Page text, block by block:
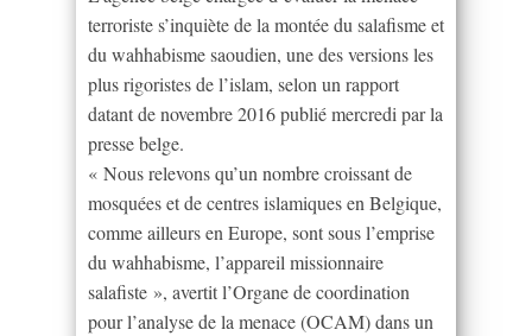
terroriste s’inquiète de la montée du salafisme et
du wahhabisme saoudien, une des versions les
plus rigoristes de l’islam, selon un rapport
datant de novembre 2016 publié mercredi par la
presse belge.
« Nous relevons qu’un nombre croissant de
mosquées et de centres islamiques en Belgique,
comme ailleurs en Europe, sont sous l’emprise
du wahhabisme, l’appareil missionnaire
salafiste », avertit l’Organe de coordination
pour l’analyse de la menace (OCAM) dans un